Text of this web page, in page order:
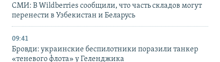
СМИ: В Wildberries сообщили, что часть складов могут
перенести в Узбекистан и Беларусь
09:41
Бровди: украинские беспилотники поразили танкер
«теневого флота» у Геленджика